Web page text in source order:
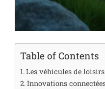
Table of Contents
Les véhicules de
Innovations